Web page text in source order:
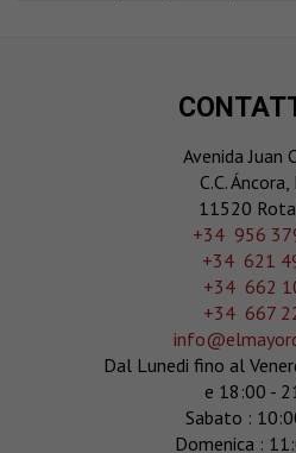
Avenida Juan
C.C.
11520 Rota
‎+34 956
+34 621
+34 662
+34 667
Dal Lunedi fino al
e 18:00 -
Sabato :
Domenica :